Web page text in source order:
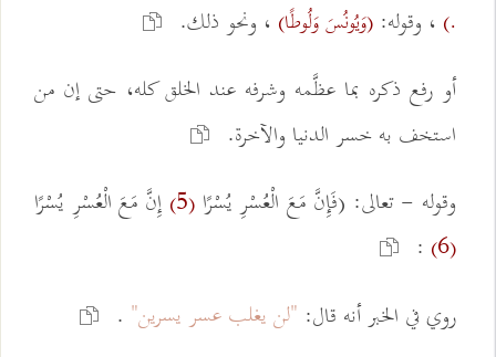
.) ، وقوله: (وَيُونُسَ وَلُوطًا) ، ونحو ذلك.
أو رفع ذكره بما عظَّمه وشرفه عند الخلق كله، حتى إن من
استخف به خسر الدنيا والآخرة.
وقوله - تعالى: (فَإِنَّ مَعَ الْعُسْرِ يُسْرًا(5) إِنَّ مَعَ الْعُسْرِ يُسْرًا
(6)
:
روي في الخبر أنه قال: "لن يغلب عسر يسرين" .